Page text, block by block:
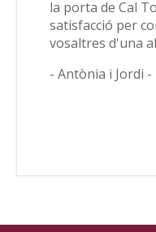
la porta de Cal
satisfacció per
vosaltres d'una
- Antònia i Jordi -